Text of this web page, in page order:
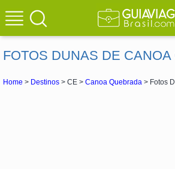
FOTOS DUNAS DE
Home > Destinos > CE > Canoa Quebrada > Fotos